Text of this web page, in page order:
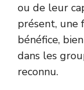
ou de leur
présent, une
bénéfice,
dans les
reconnu.